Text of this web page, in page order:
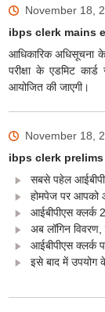
November 18,
ibps clerk mains
आधिकारिक अधिसूचना के
परीक्षा के एडमिट
आयोजित की जाएगी।
November 18,
ibps clerk prelims
सबसे पहेल
होमपेज पर आपको
आईबीपीएस क्लर्क
अब लॉगिन
आईबीपीएस क्लर्क
इसे बाद में उपयोग